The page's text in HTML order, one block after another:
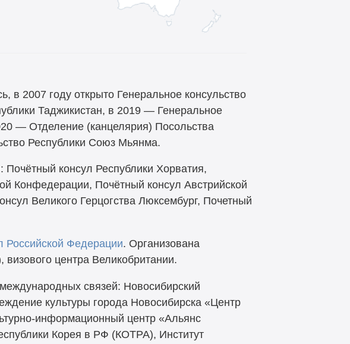
в 2007 году открыто Генеральное консульство
Таджикистан, в 2019 — Генеральное
— Отделение (канцелярия) Посольства
Республики Союз Мьянма.
Почётный консул Республики Хорватия,
Конфедерации, Почётный консул Австрийской
Великого Герцогства Люксембург, Почетный
Российской Федерации. Организована
центра Великобритании.
связей: Новосибирский
культуры города Новосибирска «Центр
информационный центр «Альянс
Корея в РФ (КОТРА), Институт